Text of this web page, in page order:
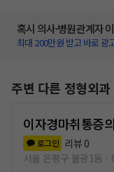
혹시 의사·병원관계자
최대 200만원 받고 바로 광
주변 다른 정형외과
이자경마취통증
로그인 리뷰 0
서울 은평구 불광1동